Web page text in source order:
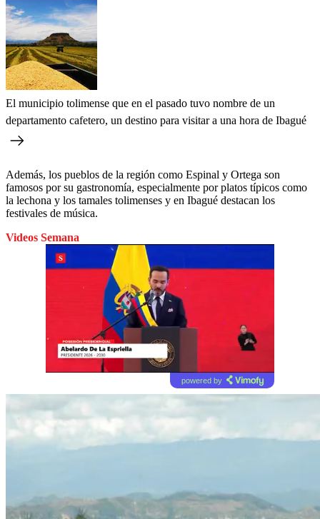
El municipio tolimense que en el pasado tuvo nombre de un
departamento cafetero, un destino para visitar a una hora de Ibagué
Además, los pueblos de la región como Espinal y Ortega son
famosos por su gastronomía, especialmente por platos típicos como
la lechona y los tamales tolimenses y en Ibagué destacan los
festivales de música.
Videos Semana
powered by